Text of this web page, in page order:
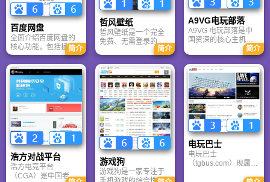
百度网盘
全面介绍百度网盘的
核心功能，包括拯救
手机内存、在线看视
频、AI智能做笔记与
总结长文。详细解答
数据安全性及服务器
备份机制，带你了解
GenFlow AI智能体如
何帮你高效办公与学
习。
简介
哲风壁纸
哲风壁纸是一个完全
免费、无需登录的高
清壁纸下载网站。提
供海量4K、8K超清电
脑与手机壁纸，涵盖
动漫、风景、赛博朋
克等多元风格。支持
动态壁纸与头像制
作，国内访问极速，
是美化桌面的首选平
台。
简介
A9VG电玩部落
A9VG 电玩部落是中
国资深的核心主机游
戏玩家社区。网站以
论坛为核心，提供全
面的主机游戏资讯、
攻略和资料库，覆盖
PlayStation、Xbox、
Switch 等全平台。凭
借其深厚的历史积淀
和活跃的用户群体，
A9VG 成为硬核玩家
交流心得、分享攻略
的首选平台之一。
简介
浩方对战平台
浩方电竞平台
（CGA）是中国老牌
游戏狗
游戏狗是一家专注于
电玩巴士
电玩巴士
（tgbus.com）现属于